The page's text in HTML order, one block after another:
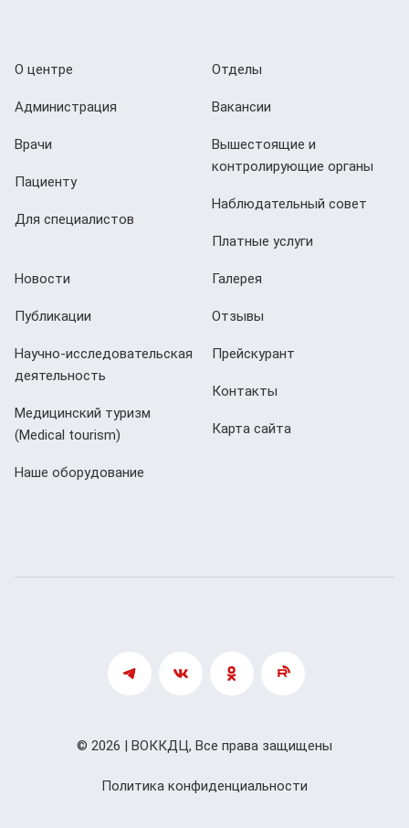
О центре
Администрация
Врачи
Пациенту
Для специалистов
Отделы
Вакансии
Вышестоящие и
контролирующие органы
Наблюдательный совет
Платные услуги
Новости
Публикации
Научно-исследовательская
деятельность
Медицинский туризм
(Мedical tourism)
Наше оборудование
Галерея
Отзывы
Прейскурант
Контакты
Карта сайта
Политика конфиденциальности
© 2026 | ВОККДЦ, Все права защищены